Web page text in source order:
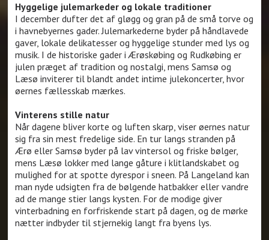
Hyggelige julemarkeder og lokale traditioner
I december dufter det af gløgg og gran på de små torve og
i havnebyernes gader. Julemarkederne byder på håndlavede
gaver, lokale delikatesser og hyggelige stunder med lys og
musik. I de historiske gader i Ærøskøbing og Rudkøbing er
julen præget af tradition og nostalgi, mens Samsø og
Læsø inviterer til blandt andet intime julekoncerter, hvor
øernes fællesskab mærkes.
Vinterens stille natur
Når dagene bliver korte og luften skarp, viser øernes natur
sig fra sin mest fredelige side. En tur langs stranden på
Ærø eller Samsø byder på lav vintersol og friske bølger,
mens Læsø lokker med lange gåture i klitlandskabet og
mulighed for at spotte dyrespor i sneen. På Langeland kan
man nyde udsigten fra de bølgende hatbakker eller vandre
ad de mange stier langs kysten. For de modige giver
vinterbadning en forfriskende start på dagen, og de mørke
nætter indbyder til stjernekig langt fra byens lys.